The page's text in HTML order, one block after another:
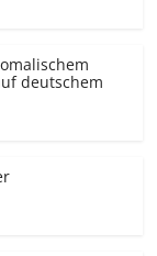
deutschem